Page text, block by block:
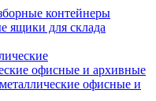
контейнеры
ящики для склада
офисные и архивные
офисные и